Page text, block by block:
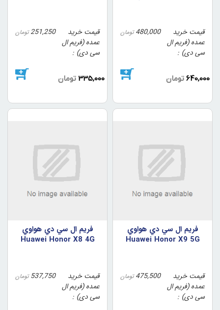
قیمت خرید
عمده (فریم ال
سی دی)
480,000 تومان
640,000 تومان
قیمت خرید
عمده (فریم ال
سی دی)
251,250 تومان
335,000 تومان
فريم ال سي دي هواوي
Huawei Honor X9 5G
قیمت خرید
عمده (فریم ال
سی دی)
475,500 تومان
فريم ال سي دي هواوي
Huawei Honor X8 4G
قیمت خرید
عمده (فریم ال
سی دی)
537,750 تومان